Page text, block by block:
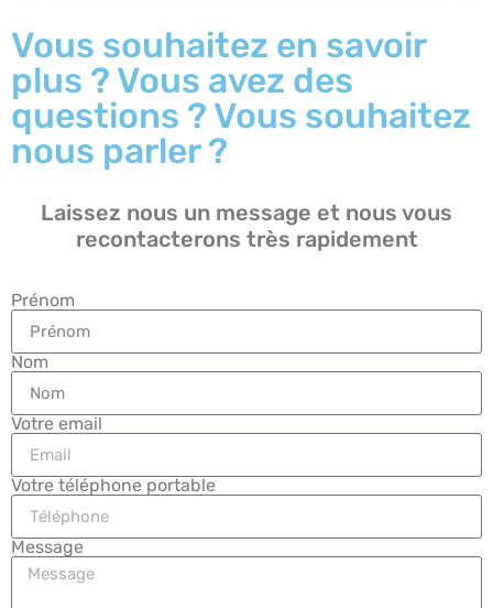
Vous souhaitez en savoir
plus ? Vous avez des
questions ? Vous souhaitez
nous parler ?
Laissez nous un message et nous vous
recontacterons très rapidement
Prénom
Nom
Votre email
Votre téléphone portable
Message